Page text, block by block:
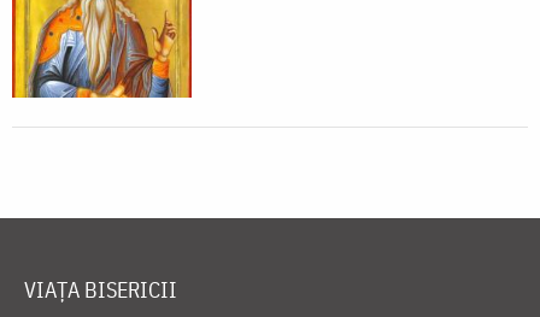
VIAȚA BISERICII